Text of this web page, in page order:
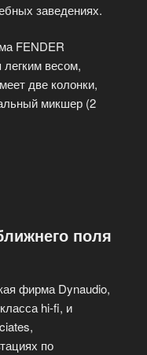
заведениях.
FENDER
весом,
две колонки,
микшер (2
поля
фирма Dynaudio,
hi-fi, и
по